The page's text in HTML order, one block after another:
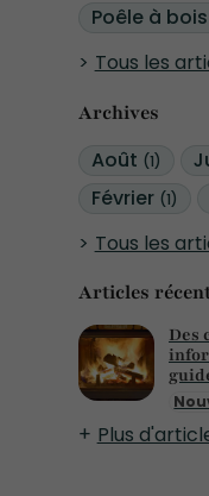
Poêle à bois
Tous les
Archives
Août (1)
Février (1)
Tous les
Articles
Des
Plus